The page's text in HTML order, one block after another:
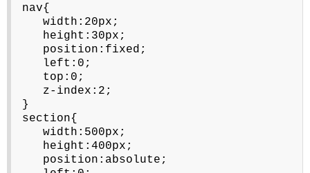
nav{
width:20px;
height:30px;
position:fixed;
left:0;
top:0;
z-index:2;
}
section{
width:500px;
height:400px;
position:absolute;